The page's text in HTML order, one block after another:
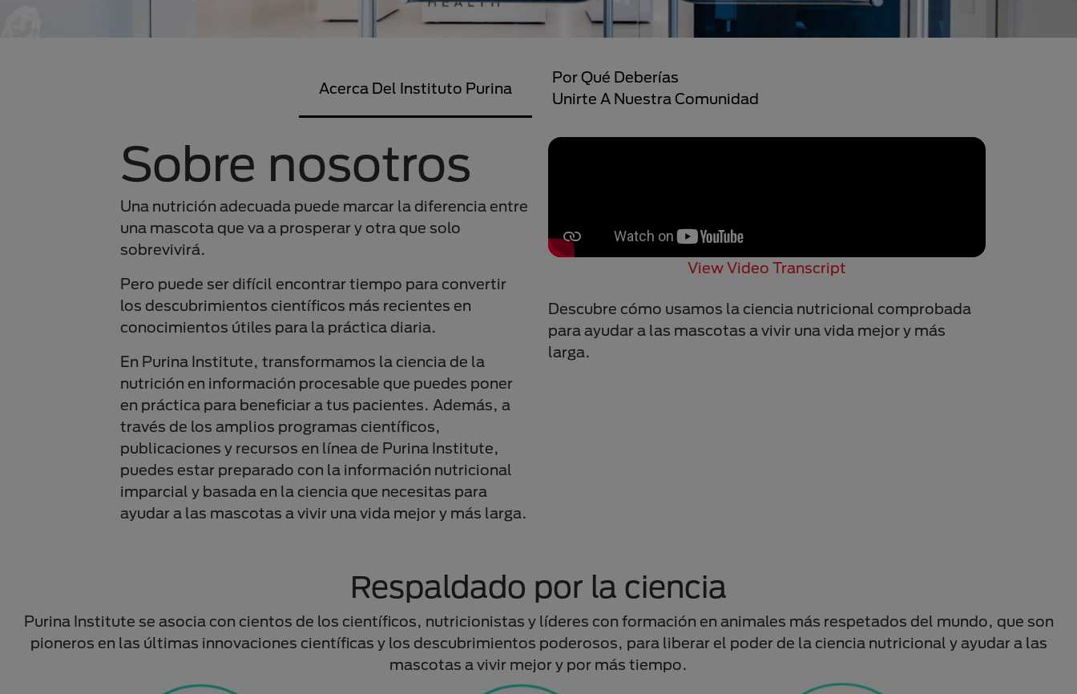
Acerca Del Instituto Purina
Por Qué Deberías
Unirte A Nuestra Comunidad
View Video Transcript
Descubre cómo usamos la ciencia nutricional comprobada
para ayudar a las mascotas a vivir una vida mejor y más
larga.
Sobre nosotros
Una nutrición adecuada puede marcar la diferencia entre
una mascota que va a prosperar y otra que solo
sobrevivirá.
Pero puede ser difícil encontrar tiempo para convertir
los descubrimientos científicos más recientes en
conocimientos útiles para la práctica diaria.
En Purina Institute, transformamos la ciencia de la
nutrición en información procesable que puedes poner
en práctica para beneficiar a tus pacientes. Además, a
través de los amplios programas científicos,
publicaciones y recursos en línea de Purina Institute,
puedes estar preparado con la información nutricional
imparcial y basada en la ciencia que necesitas para
ayudar a las mascotas a vivir una vida mejor y más larga.
Respaldado por la ciencia
Purina Institute se asocia con cientos de los científicos, nutricionistas y líderes con formación en animales más respetados del mundo, que son
pioneros en las últimas innovaciones científicas y los descubrimientos poderosos, para liberar el poder de la ciencia nutricional y ayudar a las
mascotas a vivir mejor y por más tiempo.